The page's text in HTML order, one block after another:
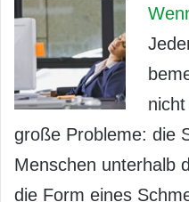
große Probleme: die
Menschen unterhalb
die Form eines